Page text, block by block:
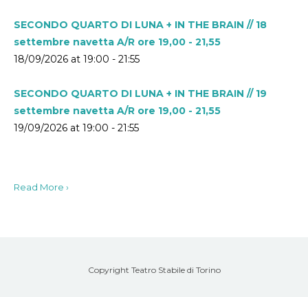
SECONDO QUARTO DI LUNA + IN THE BRAIN // 18
settembre navetta A/R ore 19,00 - 21,55
18/09/2026 at 19:00 - 21:55
SECONDO QUARTO DI LUNA + IN THE BRAIN // 19
settembre navetta A/R ore 19,00 - 21,55
19/09/2026 at 19:00 - 21:55
Read More ›
Copyright Teatro Stabile di Torino